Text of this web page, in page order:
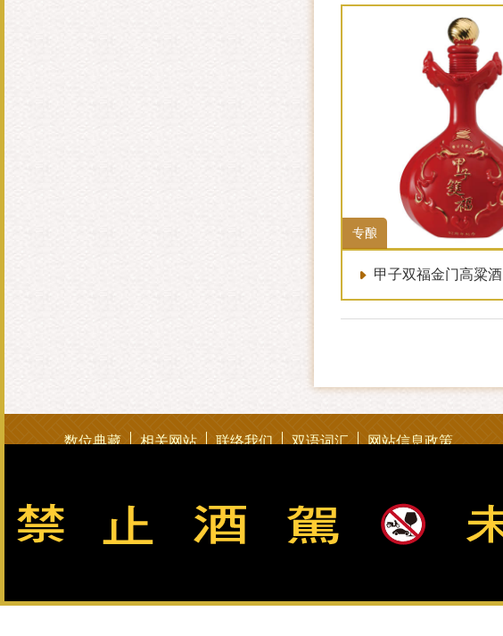
专酿
甲子双福金门高粱酒
数位典藏 相关网站 联络我们 双语词汇 网站信息政策